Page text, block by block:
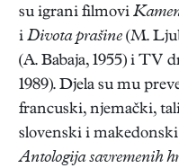
su igrani filmovi
i Divota prašine (M.
(A. Babaja, 1955) i TV
1989). Djela su mu
francuski, njemački,
slovenski i
Antologija savremenih